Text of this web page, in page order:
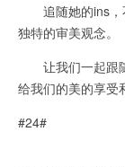
追随她的ins，
独特的审美观念。
让我们一起跟随
给我们的美的享受
#24#